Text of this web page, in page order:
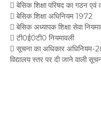
 बेसिक शिक्षा परिषद का गठन एवं
 बेसिक शिक्षा अधिनियम 1972
 बेसिक अध्यापक शिक्षा सेवा
 टी0ई0टी0 नियमावली
 सूचना का अधिकार अधिनियम-
विद्यालय स्तर पर दी जाने वाली